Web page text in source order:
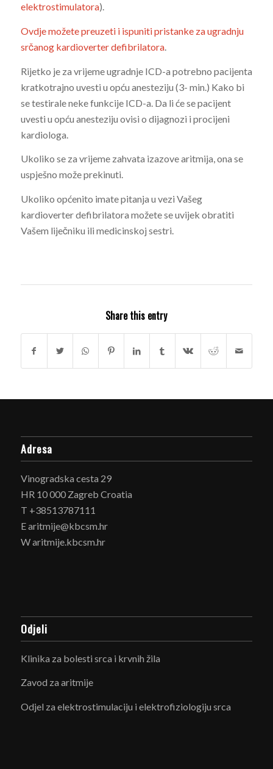
elektrostimulatora).
Ovdje možete preuzeti i ispuniti pristanke za ugradnju
srčanog kardioverter defibrilatora.
Rijetko je za vrijeme ugradnje ICD-a potrebno pacijenta
kratkotrajno uvesti u opću anesteziju (3- min.) Kako bi
se testirale neke funkcije ICD-a. Da li će se pacijent
uvesti u opću anesteziju ovisi o dijagnozi i procijeni
kardiologa.
Ukoliko se za vrijeme zahvata izazove aritmija, ona se
uspješno može prekinuti.
Ukoliko općenito imate pitanja u vezi Vašeg
kardioverter defibrilatora možete se uvijek obratiti
Vašem liječniku ili medicinskoj sestri.
Share this entry
Adresa
Vinogradska cesta 29
HR 10 000 Zagreb Croatia
T +38513787111
E aritmije@kbcsm.hr
W aritmije.kbcsm.hr
Odjeli
Klinika za bolesti srca i krvnih žila
Zavod za aritmije
Odjel za elektrostimulaciju i elektrofiziologiju srca